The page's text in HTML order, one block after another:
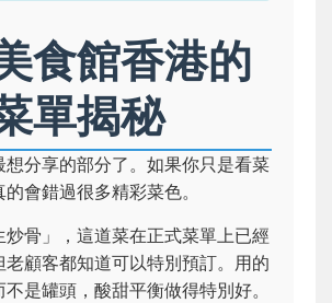
食館香港的
單揭秘
想分享的部分了。如果你只是看菜
會錯過很多精彩菜色。
炒骨」，這道菜在正式菜單上已經
老顧客都知道可以特別預訂。用的
是罐頭，酸甜平衡做得特別好。